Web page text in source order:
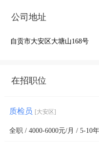
公司地址
自贡市大安区大塘山168号
在招职位
质检员 [大安区]
全职 / 4000-6000元/月 / 5-10